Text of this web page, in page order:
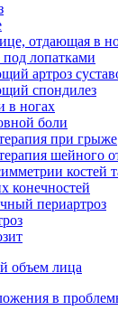
отдающая в
лопатками
артроз
спондилез
в ногах
боли
при грыже
шейного
костей
конечностей
периартроз
объем лица
в